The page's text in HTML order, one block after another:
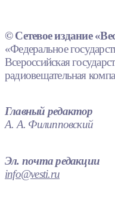
© Сетевое издание
«Федеральное
Всероссийская
радиовещательная
Главный редактор
А. А. Филипповский
Эл. почта редакции
info@vesti.ru